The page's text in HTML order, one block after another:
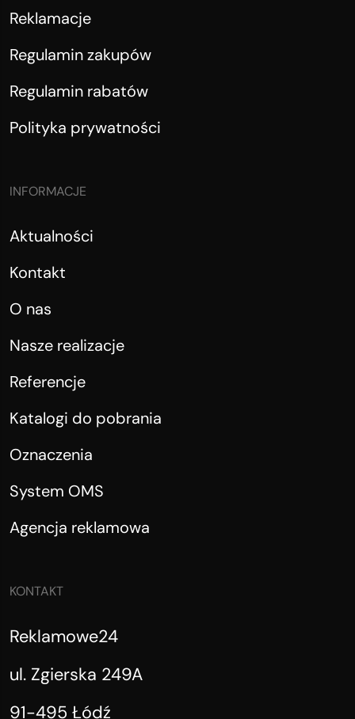
Reklamacje
Regulamin zakupów
Regulamin rabatów
Polityka prywatności
INFORMACJE
Aktualności
Kontakt
O nas
Nasze realizacje
Referencje
Katalogi do pobrania
Oznaczenia
System OMS
Agencja reklamowa
KONTAKT
Reklamowe24
ul. Zgierska 249A
91-495 Łódź